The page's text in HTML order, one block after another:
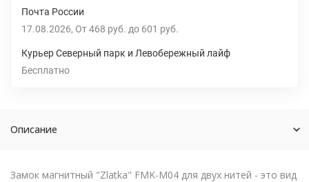
Почта России
17.08.2026 От 468 руб. до 601 руб.
Курьер Северный парк и Левобережный лайф
Бесплатно
Описание
Замок магнитный "Zlatka" FMK-M04 для двух нитей - это вид